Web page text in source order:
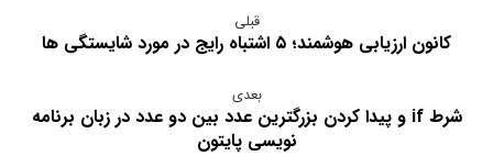
قبلی
کانون ارزیابی هوشمند؛ ۵ اشتباه رایج در مورد شایستگی ها
بعدی
شرط if و پیدا کردن بزرگترین عدد بین دو عدد در زبان برنامه
نویسی پایتون